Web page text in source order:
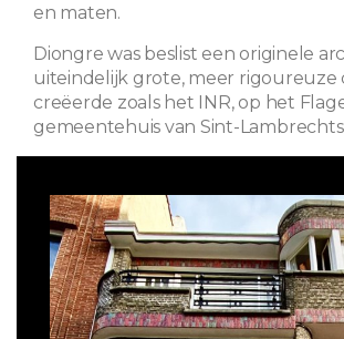
en maten.
Diongre was beslist een originele
uiteindelijk grote, meer rigoureuze
creëerde zoals het INR, op het
gemeentehuis van Sint-